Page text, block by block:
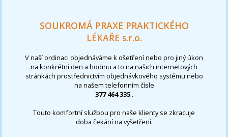
SOUKROMÁ PRAXE PRAKTICKÉHO
LÉKAŘE s.r.o.
V naší ordinaci objednáváme k ošetření nebo pro jiný úkon
na konkrétní den a hodinu a to na našich internetových
stránkách prostřednictvím objednávkového systému nebo
na našem telefonním čísle
377 464 335 .
Touto komfortní službou pro naše klienty se zkracuje
doba čekání na vyšetření.